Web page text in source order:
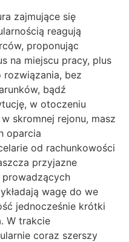
zajmujące się
reagują
proponując
na miejscu pracy, plus
bez
bądź
w otoczeniu
skromnej rejonu, masz
oparcia
od rachunkowości
przyjazne
wagę do we
jednocześnie krótki
W trakcie
coraz szerszy